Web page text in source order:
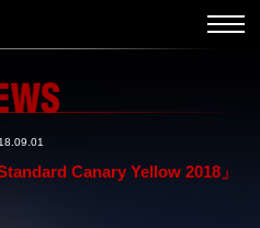
Canary Yellow 2018」